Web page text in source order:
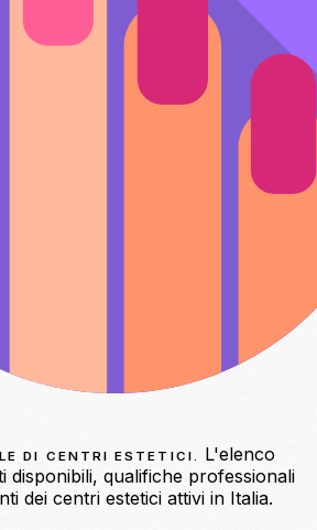
DI CENTRI ESTETICI.
L'elenco
disponibili, qualifiche professionali
dei centri estetici attivi in Italia.